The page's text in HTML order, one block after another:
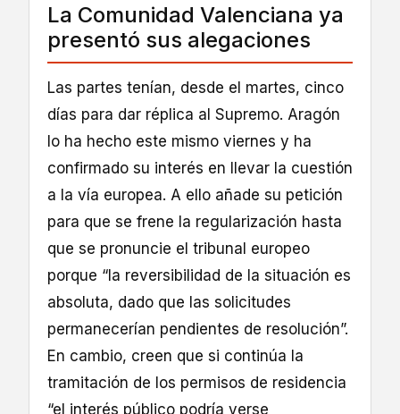
La Comunidad Valenciana ya
presentó sus alegaciones
Las partes tenían, desde el martes, cinco
días para dar réplica al Supremo. Aragón
lo ha hecho este mismo viernes y ha
confirmado su interés en llevar la cuestión
a la vía europea. A ello añade su petición
para que se frene la regularización hasta
que se pronuncie el tribunal europeo
porque “la reversibilidad de la situación es
absoluta, dado que las solicitudes
permanecerían pendientes de resolución”.
En cambio, creen que si continúa la
tramitación de los permisos de residencia
“el interés público podría verse